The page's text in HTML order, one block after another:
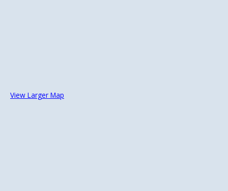
View Larger Map